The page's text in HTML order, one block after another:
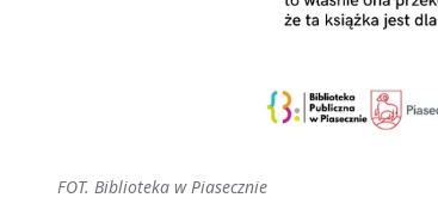
FOT. Biblioteka w Piasecznie